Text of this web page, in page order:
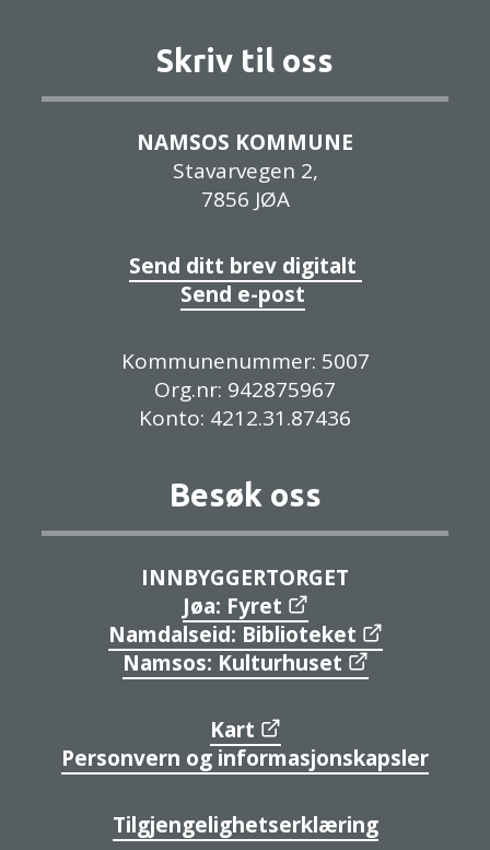
Skriv til oss
NAMSOS KOMMUNE
Stavarvegen 2,
7856 JØA
Send ditt brev digitalt
Send e-post
Kommunenummer: 5007
Org.nr: 942875967
Konto: 4212.31.87436
Besøk oss
INNBYGGERTORGET
Jøa: Fyret
Namdalseid: Biblioteket
Namsos: Kulturhuset
Kart
Personvern og informasjonskapsler
Tilgjengelighetserklæring